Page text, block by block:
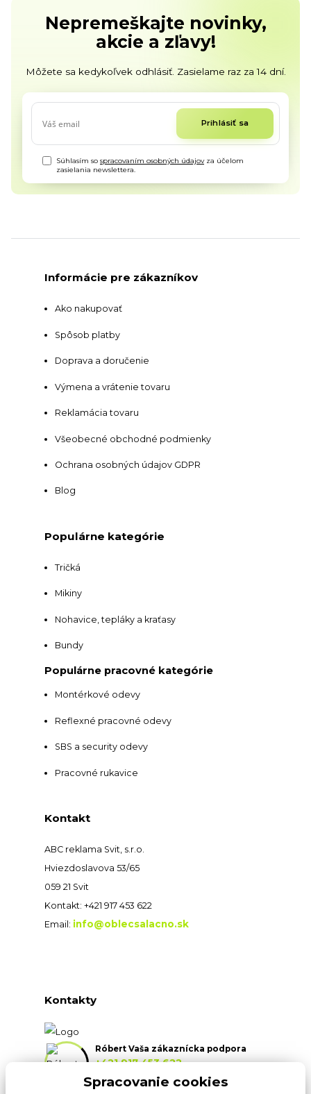
Nepremeškajte novinky,
akcie a zľavy!
Môžete sa kedykoľvek odhlásiť. Zasielame raz za 14 dní.
Prihlásiť sa
Súhlasím sospracovaním osobných údajovza účelom
zasielania newslettera.
Informácie pre zákazníkov
Ako nakupovať
Spôsob platby
Doprava a doručenie
Výmena a vrátenie tovaru
Reklamácia tovaru
Všeobecné obchodné podmienky
Ochrana osobných údajov GDPR
Blog
Populárne kategórie
Tričká
Mikiny
Nohavice, tepláky a kraťasy
Bundy
Populárne pracovné kategórie
Montérkové odevy
Reflexné pracovné odevy
SBS a security odevy
Pracovné rukavice
Kontakt
ABC reklama Svit, s.r.o.
Hviezdoslavova 53/65
059 21 Svit
Kontakt: +421 917 453 622
Email: info@oblecsalacno.sk
Kontakty
Róbert Vaša zákaznícka podpora
+421 917 453 622
(Po-Pia, 8:30-16:30 hod.)
Spracovanie cookies